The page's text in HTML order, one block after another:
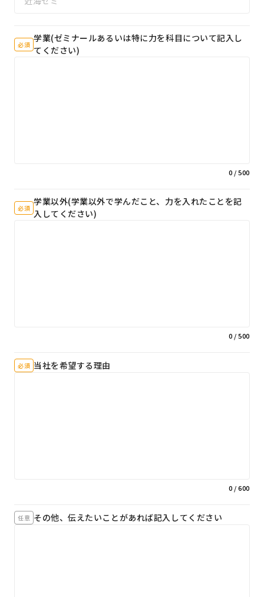
必須
学業(ゼミナールあるいは特に力を科目について記入し
てください)
0 / 500
必須
学業以外(学業以外で学んだこと、力を入れたことを記
入してください)
0 / 500
必須 当社を希望する理由
0 / 600
任意 その他、伝えたいことがあれば記入してください